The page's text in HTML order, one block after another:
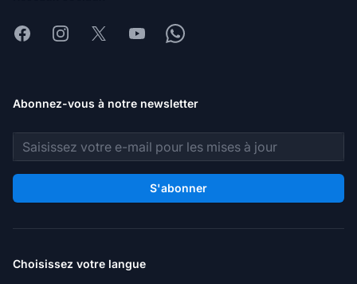
FacebookInstagram
X YoutubeWhatsapp
Abonnez-vous à notre newsletter
Adresse e-mail
S'abonner
Choisissez votre langue